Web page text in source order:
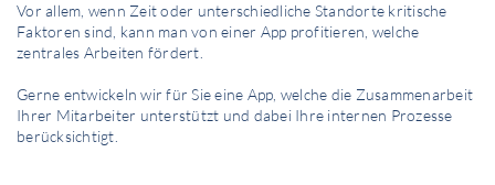
Vor allem, wenn Zeit oder unterschiedliche Standorte kritische
Faktoren sind, kann man von einer App profitieren, welche
zentrales Arbeiten fördert.
Gerne entwickeln wir für Sie eine App, welche die Zusammen­arbeit
Ihrer Mitarbeiter unterstützt und dabei Ihre internen Prozesse
berücksichtigt.